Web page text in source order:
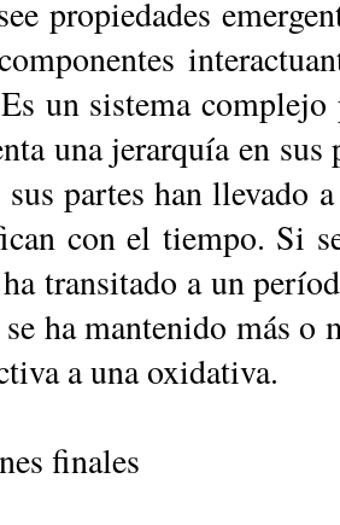
pro­pie­da­des
un sis­te­ma
una je­rar­quía en
par­tes han
con el tiem­po. Si
tran­si­ta­do a un
ha man­te­ni­do más o
a una oxi­da­ti­va.
finales